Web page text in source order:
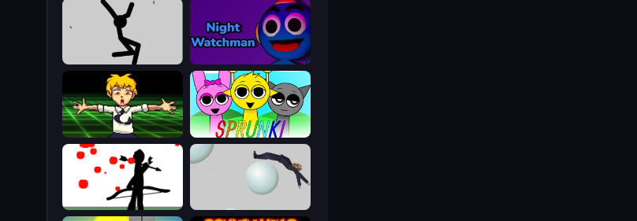
Night Watchman
Rag Doll
Sprunki
Chainsaw Dance
Bush Ragdoll
Bowman